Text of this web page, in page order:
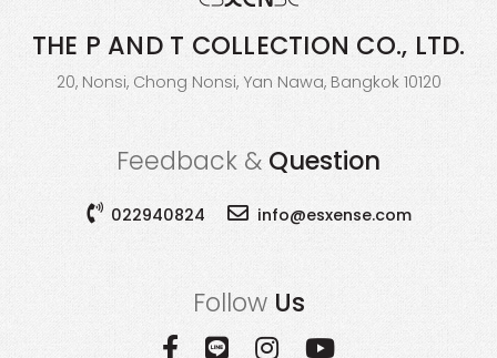
THE P AND T COLLECTION CO., LTD.
20, Nonsi, Chong Nonsi, Yan Nawa, Bangkok 10120
Feedback & Question
022940824 info@esxense.com
FollowUs